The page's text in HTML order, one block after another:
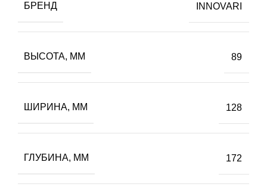
БРЕНД INNOVARI
ВЫСОТА, ММ 89
ШИРИНА, ММ 128
ГЛУБИНА, ММ 172